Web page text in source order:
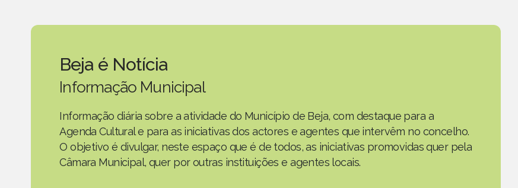
Beja é Notícia
Informação Municipal
Informação diária sobre a atividade do Município de Beja, com destaque para a
Agenda Cultural e para as iniciativas dos actores e agentes que intervêm no concelho.
O objetivo é divulgar, neste espaço que é de todos, as iniciativas promovidas quer pela
Câmara Municipal, quer por outras instituições e agentes locais.